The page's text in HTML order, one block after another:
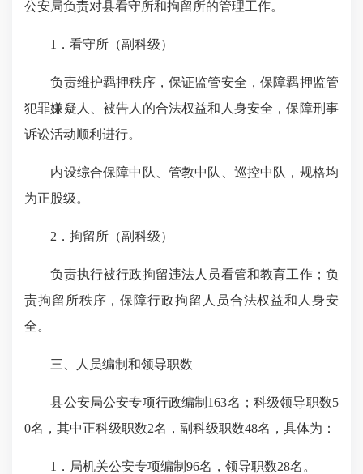
公安局负责对县看守所和拘留所的管理工作。
1 ．看守所（副科级）
负责维护羁押秩序，保证监管安全，保障羁押监管
犯罪嫌疑人、被告人的合法权益和人身安全，保障刑事
诉讼活动顺利进行。
内设综合保障中队、管教中队、巡控中队，规格均
为正股级。
2 ．拘留所（副科级）
负责执行被行政拘留违法人员看管和教育工作；负
责拘留所秩序，保障行政拘留人员合法权益和人身安
全。
三、人员编制和领导职数
县公安局公安专项行政编制 163名；科级领导职数5
0名，其中正科级职数2名，副科级职数48名，具体为：
1 ．局机关公安专项编制 96名，领导职数28名。